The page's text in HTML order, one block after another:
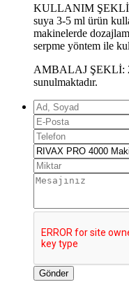
KULLANIM ŞEKLİ:
suya 3-5 ml ürün
makinelerde
serpme yöntem ile
AMBALAJ ŞEKLİ:
sunulmaktadır.
Gönder